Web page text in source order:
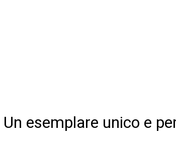
Un esemplare unico e